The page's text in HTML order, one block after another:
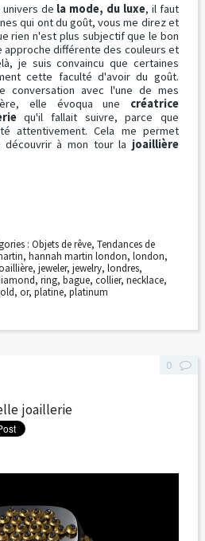
univers de la mode, du luxe, il faut
qui ont du goût, vous me direz et
rien n'est plus subjectif que le bon
approche différente des couleurs et
je suis convaincu que certaines
cette faculté d'avoir du goût.
conversation avec l'une de mes
elle évoqua une créatrice
qu'il fallait suivre, parce que
attentivement. Cela me permet
découvrir à mon tour la joaillière
: Objets de rêve, Tendances de
,hannah martin london,london,
, jeweler, jewelry, londres,
, ring, bague, collier, necklace,
, or, platine, platinum
joaillerie
0